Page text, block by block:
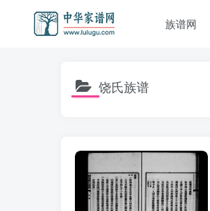
族谱网
饶氏族谱